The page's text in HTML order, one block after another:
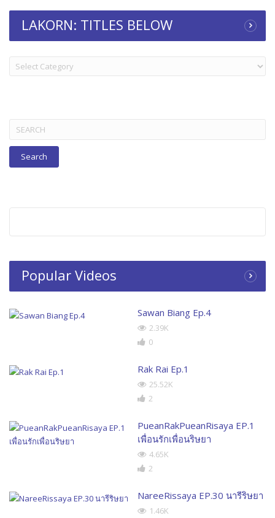
LAKORN: TITLES BELOW
LAKORN:
TITLES
Search
for:
Popular Videos
Sawan Biang Ep.4
2.39K
0
Rak Rai Ep.1
25.52K
2
PueanRakPueanRisaya EP.1
เพื่อนรักเพื่อนริษยา
4.65K
2
NareeRissaya EP.30 นารีริษยา
1.46K